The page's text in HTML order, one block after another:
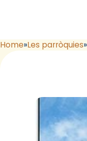
Home Les parròquies